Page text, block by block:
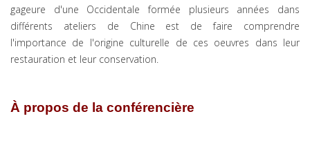
gageure d'une Occidentale formée plusieurs années dans
différents ateliers de Chine est de faire comprendre
l'importance de l'origine culturelle de ces oeuvres dans leur
restauration et leur conservation.
À propos de la conférencière